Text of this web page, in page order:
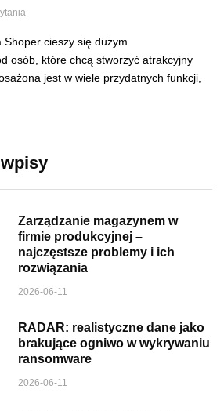
Shoper cieszy się dużym
osób, które chcą stworzyć atrakcyjny
jest w wiele przydatnych funkcji,
Zarządzanie magazynem w
firmie produkcyjnej –
najczęstsze problemy i ich
rozwiązania
2026-06-11
RADAR: realistyczne dane jako
brakujące ogniwo w wykrywaniu
ransomware
2026-06-11